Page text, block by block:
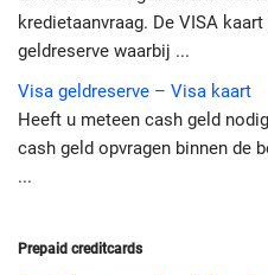
kredietaanvraag. De VISA
geldreserve waarbij ...
Visa geldreserve – Visa kaart
Heeft u meteen cash geld
cash geld opvragen binnen de
...
Prepaid creditcards